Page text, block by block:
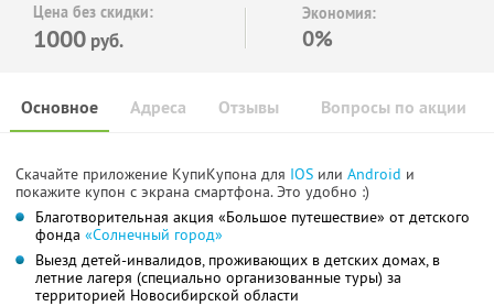
Цена без скидки:
1000 руб.
Экономия:
0%
Основное Отзывы Вопросы по акции
Адреса
Скачайте приложение КупиКупона для IOS или Android и
покажите купон с экрана смартфона. Это удобно :)
Благотворительная акция «Большое путешествие» от детского
фонда «Солнечный город»
Выезд детей-инвалидов, проживающих в детских домах, в
летние лагеря (специально организованные туры) за
территорией Новосибирской области